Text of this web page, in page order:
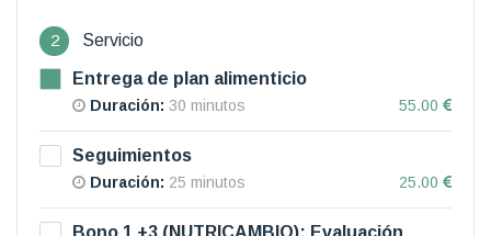
2 Servicio
Entrega de plan alimenticio
Duración: 30 minutos 55.00
Seguimientos
Duración: 25 minutos 25.00